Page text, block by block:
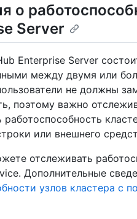
о
Server
Enterprise Server
между двумя или
не должны
поэтому важно
работоспособность
или внешнего
отслеживать
Дополнительные
узлов кластера с